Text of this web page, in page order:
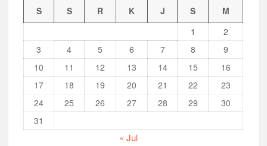
Musran X Kwarran Jabon Jadi Titik Awal Kebangkitan
Pramuka yang Lebih Inovatif dan Progresif
Peringanti Momentum Hardiknas, Kwarran Sedati Gelar Rapat
S S R K J S
M
1
2
3
4 5 6 7 8
9
10
11 12 13 14 15
16
17
18 19 20 21 22
23
24
25 26 27 28 29
30
31
« Jul